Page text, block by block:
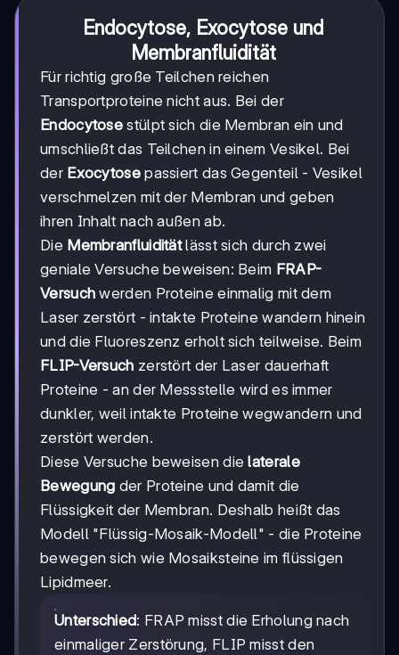
Endocytose, Exocytose und
Membranfluidität
Für richtig große Teilchen reichen
Transportproteine nicht aus. Bei der
Endocytose stülpt sich die Membran ein und
umschließt das Teilchen in einem Vesikel. Bei
der Exocytosepassiert das Gegenteil - Vesikel
verschmelzen mit der Membran und geben
ihren Inhalt nach außen ab.
Die Membranfluiditätlässt sich durch zwei
geniale Versuche beweisen: Beim FRAP-
Versuch werden Proteine einmalig mit dem
Laser zerstört - intakte Proteine wandern hinein
und die Fluoreszenz erholt sich teilweise. Beim
FLIP-Versuch zerstört der Laser dauerhaft
Proteine - an der Messstelle wird es immer
dunkler, weil intakte Proteine wegwandern und
zerstört werden.
Diese Versuche beweisen dielaterale
Bewegung der Proteine und damit die
Flüssigkeit der Membran. Deshalb heißt das
Modell "Flüssig-Mosaik-Modell" - die Proteine
bewegen sich wie Mosaiksteine im flüssigen
Lipidmeer.
Unterschied: FRAP misst die Erholung nach
einmaliger Zerstörung, FLIP misst den